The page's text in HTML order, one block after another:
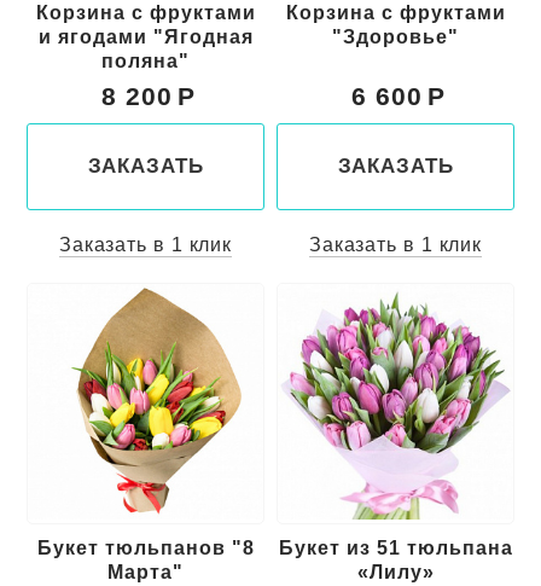
Корзина с фруктами
и ягодами "Ягодная
поляна"
8 200
ЗАКАЗАТЬ
Заказать в 1 клик
Корзина с фруктами
"Здоровье"
6 600
ЗАКАЗАТЬ
Заказать в 1 клик
Букет тюльпанов "8
Марта"
Букет из 51 тюльпана
«Лилу»